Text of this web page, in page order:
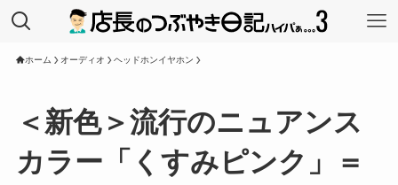
ホーム オーディオ ヘッドホンイヤホン
＜新色＞流行のニュアンス
カラー「くすみピンク」＝